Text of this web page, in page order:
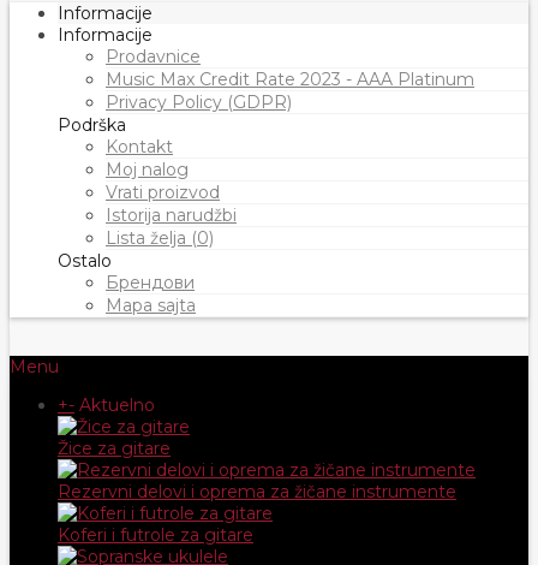
Informacije
Informacije
Prodavnice
Music Max Credit Rate 2023 - AAA Platinum
Privacy Policy (GDPR)
Podrška
Kontakt
Moj nalog
Vrati proizvod
Istorija narudžbi
Lista želja (0)
Ostalo
Брендови
Mapa sajta
Menu
+- Aktuelno
Žice za gitare
Rezervni delovi i oprema za žičane instrumente
Koferi i futrole za gitare